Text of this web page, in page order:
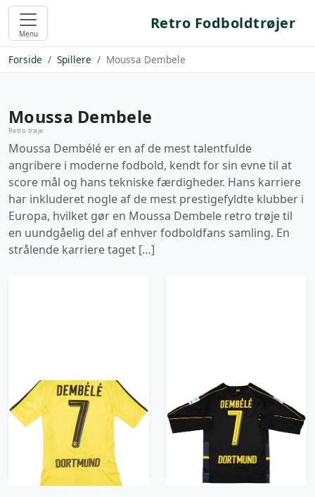
Menu
Retro Fodboldtrøjer
Forside Spillere Moussa Dembele
Moussa Dembele
Retro trøje
Moussa Dembélé er en af de mest talentfulde
angribere i moderne fodbold, kendt for sin evne til at
score mål og hans tekniske færdigheder. Hans karriere
har inkluderet nogle af de mest prestigefyldte klubber i
Europa, hvilket gør en Moussa Dembele retro trøje til
en uundgåelig del af enhver fodboldfans samling. En
strålende karriere taget […]
2016-17 Borussia
Dortmund Player
Issue (ACTV Fit) Home
Shirt Dembele #7 (S)
1305 kr / £149.99
2016-17 Borussia
Dortmund Away L/S
Shirt Dembele #7 -
8/10 - (M)
1305 kr / £149.99